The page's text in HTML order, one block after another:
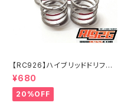
【RC926】ハイブリッドドリフト
スプリング【ツイン】 ミディアム-
1.2 レッド（4個入り） KN-D
ST04
¥680
20%OFF